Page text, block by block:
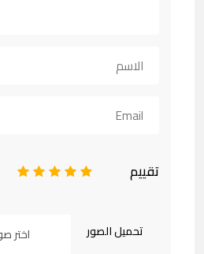
تقييم 5
4
3
2
تحميل الصور اختر